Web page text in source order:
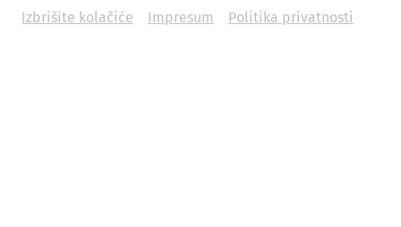
Izbrišite kolačiće Impresum Politika privatnosti